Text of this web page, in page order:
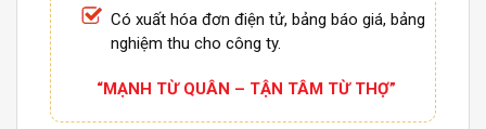
Có xuất hóa đơn điện tử, bảng báo giá, bảng
nghiệm thu cho công ty.
“MẠNH TỪ QUÂN – TẬN TÂM TỪ THỢ”